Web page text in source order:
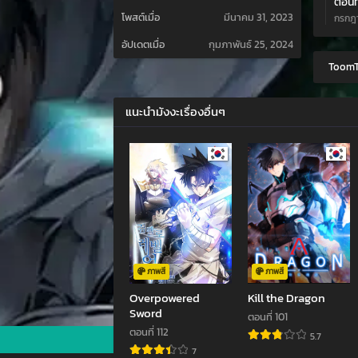
โพสต์เมื่อ
มีนาคม 31, 2023
อัปเดตเมื่อ
กุมภาพันธ์ 25, 2024
กรกฎ
ตอน
กรกฎ
ตอน
ตอน
มีนาค
ตอน
มีนาค
ตอน
มีนาค
แนะนำมังงะเรื่องอื่นๆ
ภาพสี
Overpowered
Sword
ตอนที่ 112
7
ภาพสี
Kill the Dragon
ตอนที่ 101
5.7